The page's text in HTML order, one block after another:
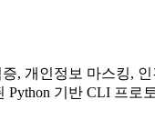
개인정보 마스킹, 인
Python 기반 CLI 프로